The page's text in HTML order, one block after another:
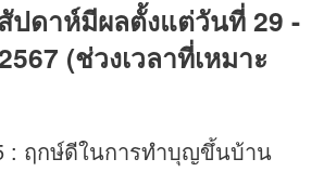
ปดาห์มีผลตั้งแต่วันที่ 29 -
(ช่วงเวลาที่เหมาะ
: ฤกษ์ดีในการทำบุญขึ้นบ้าน